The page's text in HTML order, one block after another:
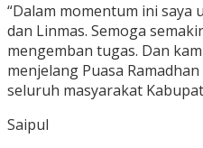
“Dalam momentum ini saya
dan Linmas. Semoga
mengemban tugas. Dan
menjelang Puasa
seluruh masyarakat
Saipul